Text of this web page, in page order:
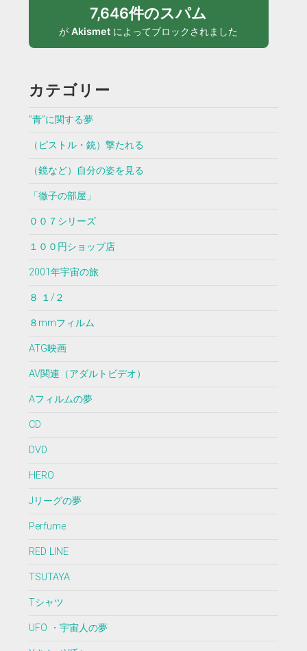
7,646件のスパム
がAkismet によってブロックされました
カテゴリー
”青”に関する夢
（ピストル・銃）撃たれる
（鏡など）自分の姿を見る
「徹子の部屋」
００７シリーズ
１００円ショップ店
2001年宇宙の旅
８ １/２
８mmフィルム
ATG映画
AV関連（アダルトビデオ）
Aフィルムの夢
CD
DVD
HERO
Jリーグの夢
Perfume
RED LINE
TSUTAYA
Tシャツ
UFO ・宇宙人の夢